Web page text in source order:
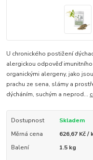
U chronického postižení
alergickou odpověď
organickými alergeny, jako
prachu ze sena, slámy a
dýcháním, suchým a neprod...
Dostupnost
Skladem
Měrná cena
626,67 Kč /
Balení
1.5 kg